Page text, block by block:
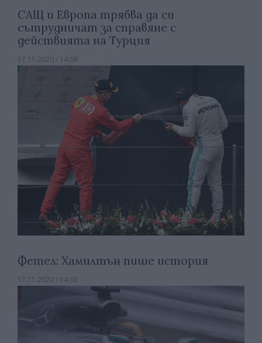
САЩ и Европа трябва да си
сътрудничат за справяне с
действията на Турция
17.11.2020 / 14:08
Фетел: Хамилтън пише история
17.11.2020 / 14:03